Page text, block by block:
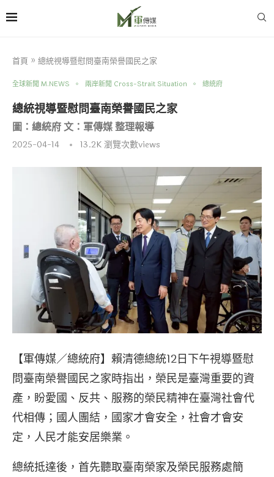
首頁 » 總統視導暨慰問臺南榮譽國民之家
全球新聞 M.NEWS 兩岸新聞 Cross-Strait Situation 總統府
總統視導暨慰問臺南榮譽國民之家
圖：總統府 文：軍傳媒 整理報導
2025-04-14 13.2K瀏覽次數views
【軍傳媒／總統府】賴清德總統12日下午視導暨慰
問臺南榮譽國民之家時指出，榮民是臺灣重要的資
產，盼愛國、反共、服務的榮民精神在臺灣社會代
代相傳；國人團結，國家才會安全，社會才會安
定，人民才能安居樂業。
總統抵達後，首先聽取臺南榮家及榮民服務處簡